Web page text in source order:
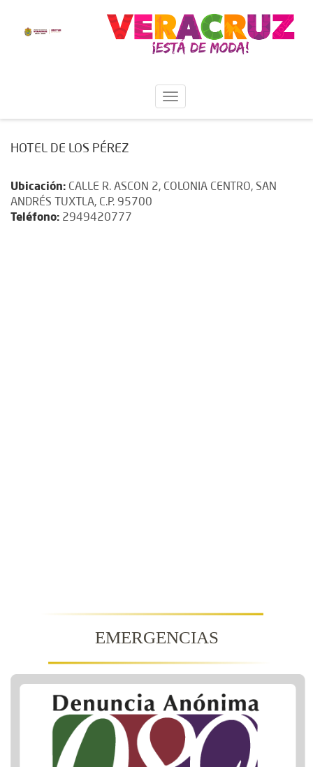
HOTEL DE LOS PÉREZ
Ubicación: CALLE R. ASCON 2, COLONIA CENTRO, SAN
ANDRÉS TUXTLA, C.P. 95700
Teléfono: 2949420777
EMERGENCIAS